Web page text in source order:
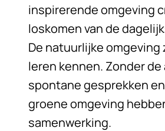
inspirerende omgeving
loskomen van de
De natuurlijke omgeving
leren kennen. Zonder
spontane gesprekken
groene omgeving
samenwerking.